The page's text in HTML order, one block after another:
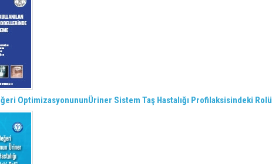
OptimizasyonununÜriner Sistem Taş Hastalığı Profilaksisindeki Rolü